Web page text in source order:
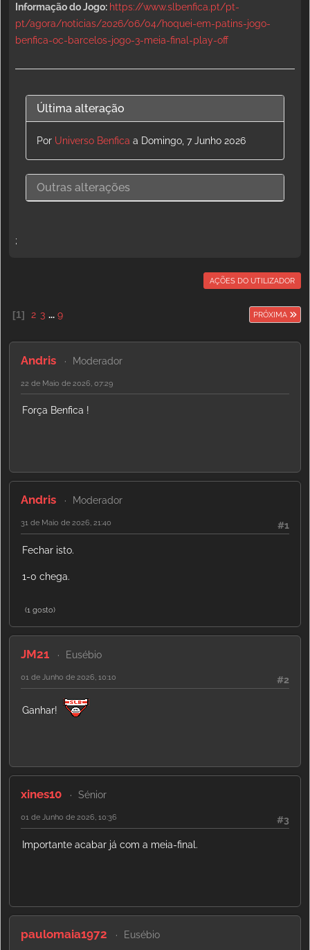
Informação do Jogo: https://www.slbenfica.pt/pt-
pt/agora/noticias/2026/06/04/hoquei-em-patins-jogo-
benfica-oc-barcelos-jogo-3-meia-final-play-off
Última alteração
Por Universo Benfica a Domingo, 7 Junho 2026
Outras alterações
;
AÇÕES DO UTILIZADOR
1 2 3 ... 9 PRÓXIMA
Andris Moderador
22 de Maio de 2026, 07:29
Força Benfica !
Andris Moderador
#1
31 de Maio de 2026, 21:40
Fechar isto.
1-0 chega.
(1 gosto)
JM21 Eusébio
#2
01 de Junho de 2026, 10:10
Ganhar!
xines10 Sénior
#3
01 de Junho de 2026, 10:36
Importante acabar já com a meia-final.
paulomaia1972 Eusébio